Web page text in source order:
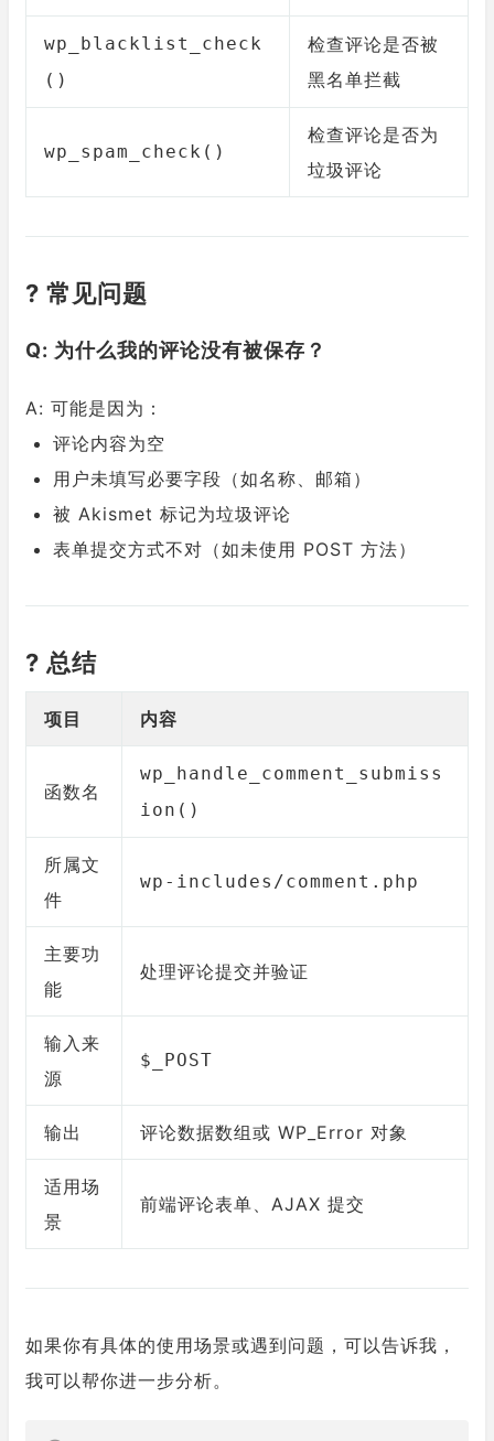
wp_blacklist_check
()
检查评论是否被
黑名单拦截
wp_spam_check()
检查评论是否为
垃圾评论
? 常见问题
Q: 为什么我的评论没有被保存？
A: 可能是因为：
评论内容为空
用户未填写必要字段（如名称、邮箱）
被 Akismet 标记为垃圾评论
表单提交方式不对（如未使用 POST 方法）
? 总结
项目 内容
函数名
wp_handle_comment_submiss
ion()
所属文
件
wp-includes/comment.php
主要功
能
处理评论提交并验证
输入来
源
$_POST
输出 评论数据数组或 WP_Error 对象
适用场
景
前端评论表单、AJAX 提交
如果你有具体的使用场景或遇到问题，可以告诉我，
我可以帮你进一步分析。